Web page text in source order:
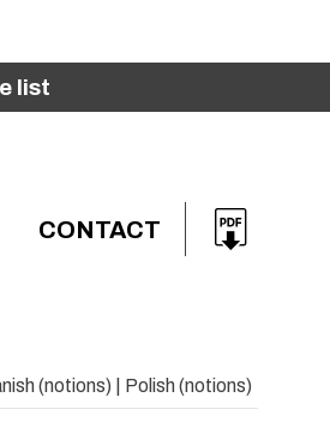
list
CONTACT
(notions) | Polish (notions)